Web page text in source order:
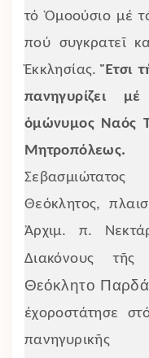
τό Ὁμοούσιο μέ
πού συγκρατεῖ
Ἐκκλησίας.Ἔτσι
πανηγυρίζει
ὁμώνυμος Ναός
Μητροπόλεως.
Θεόκλητος,
Ἀρχιμ. π.
Διακόνους
Θεόκλητο
ἐχοροστάτησε
πανηγυρικῆς